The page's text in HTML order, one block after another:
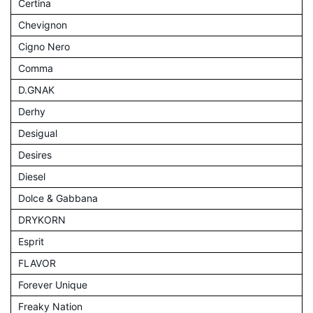
Certina
Chevignon
Cigno Nero
Comma
D.GNAK
Derhy
Desigual
Desires
Diesel
Dolce & Gabbana
DRYKORN
Esprit
FLAVOR
Forever Unique
Freaky Nation